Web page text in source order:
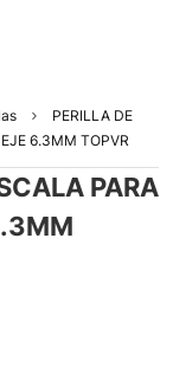
PERILLA DE
6.3MM TOPVR
PARA